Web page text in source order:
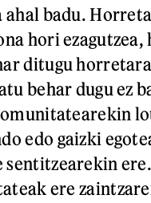
ahal badu.
hori ezagutzea,
ditugu
behar dugu ez
edo gaizki
ere